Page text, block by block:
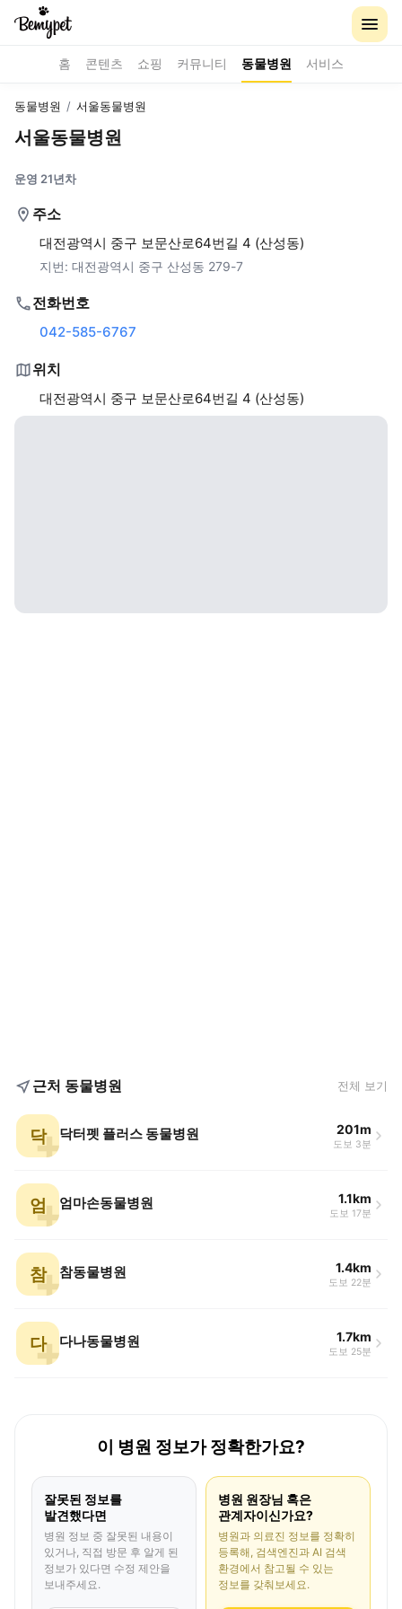
홈 콘텐츠 쇼핑 커뮤니티 동물병원 서비스
동물병원 / 서울동물병원
서울동물병원
운영 21년차
주소
대전광역시 중구 보문산로64번길 4 (산성동)
지번: 대전광역시 중구 산성동 279-7
전화번호
042-585-6767
위치
대전광역시 중구 보문산로64번길 4 (산성동)
근처 동물병원 전체 보기
닥 닥터펫 플러스 동물병원 201m
도보 3분
엄 엄마손동물병원 1.1km
도보 17분
참 참동물병원 1.4km
도보 22분
다 다나동물병원 1.7km
도보 25분
이 병원 정보가 정확한가요?
잘못된 정보를
발견했다면
병원 정보 중 잘못된 내용이
있거나, 직접 방문 후 알게 된
정보가 있다면 수정 제안을
보내주세요.
병원 원장님 혹은
관계자이신가요?
병원과 의료진 정보를 정확히
등록해, 검색엔진과 AI 검색
환경에서 참고될 수 있는
정보를 갖춰보세요.